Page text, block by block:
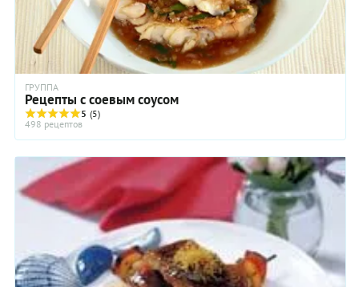
ГРУППА
Рецепты с соевым соусом
5 (5)
498 рецептов